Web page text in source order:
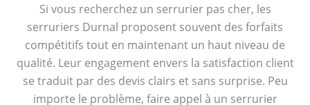
Si vous recherchez un serrurier pas cher, les
serruriers Durnal proposent souvent des forfaits
compétitifs tout en maintenant un haut niveau de
qualité. Leur engagement envers la satisfaction client
se traduit par des devis clairs et sans surprise. Peu
importe le problème, faire appel à un serrurier